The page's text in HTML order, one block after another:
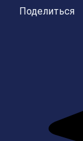
Поделиться